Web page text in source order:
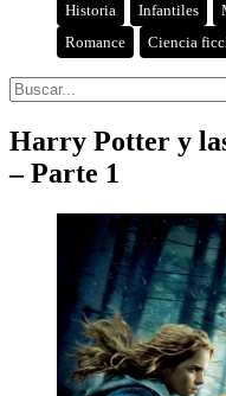
Historia
Infantiles
Romance
Ciencia
Harry Potter y
– Parte 1